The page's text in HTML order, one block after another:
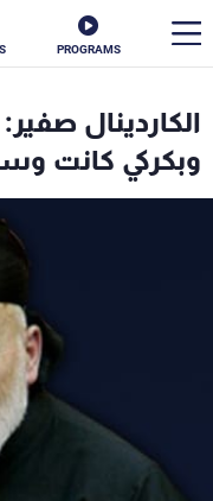
PROGRAMS
الكاردينال
وبكركي كانت
الأخبار
البرامج